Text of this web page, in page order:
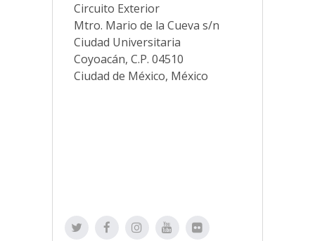
Circuito Exterior
Mtro. Mario de la Cueva s/n
Ciudad Universitaria
Coyoacán, C.P. 04510
Ciudad de México, México